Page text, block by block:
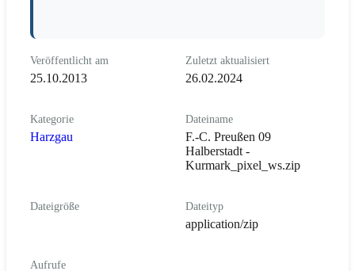
Veröffentlicht am
25.10.2013
Zuletzt aktualisiert
26.02.2024
Kategorie
Harzgau
Dateiname
F.-C. Preußen 09
Halberstadt -
Kurmark_pixel_ws.zip
Dateigröße Dateityp
application/zip
Aufrufe